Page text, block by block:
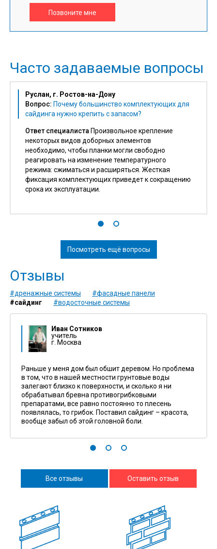
Позвоните мне
Часто задаваемые вопросы
Руслан, г. Ростов-на-Дону
Вопрос: Почему большинство комплектующих для
сайдинга нужно крепить с запасом?
Ответ специалиста Произвольное крепление
некоторых видов доборных элементов
необходимо, чтобы планки могли свободно
реагировать на изменение температурного
режима: сжиматься и расширяться. Жесткая
фиксация комплектующих приведет к сокращению
срока их эксплуатации.
Посмотреть ещё вопросы
Отзывы
#дренажные системы
#фасадные панели
#сайдинг
#водосточные системы
Раньше у меня дом был обшит деревом. Но проблема
в том, что в нашей местности грунтовые воды
залегают близко к поверхности, и сколько я ни
обрабатывал бревна противогрибковыми
препаратами, все равно постоянно то плесень
появлялась, то грибок. Поставил сайдинг – красота,
вообще забыл об этой головной боли.
Иван Сотников
учитель
г. Москва
Все отзывы Оставить отзыв